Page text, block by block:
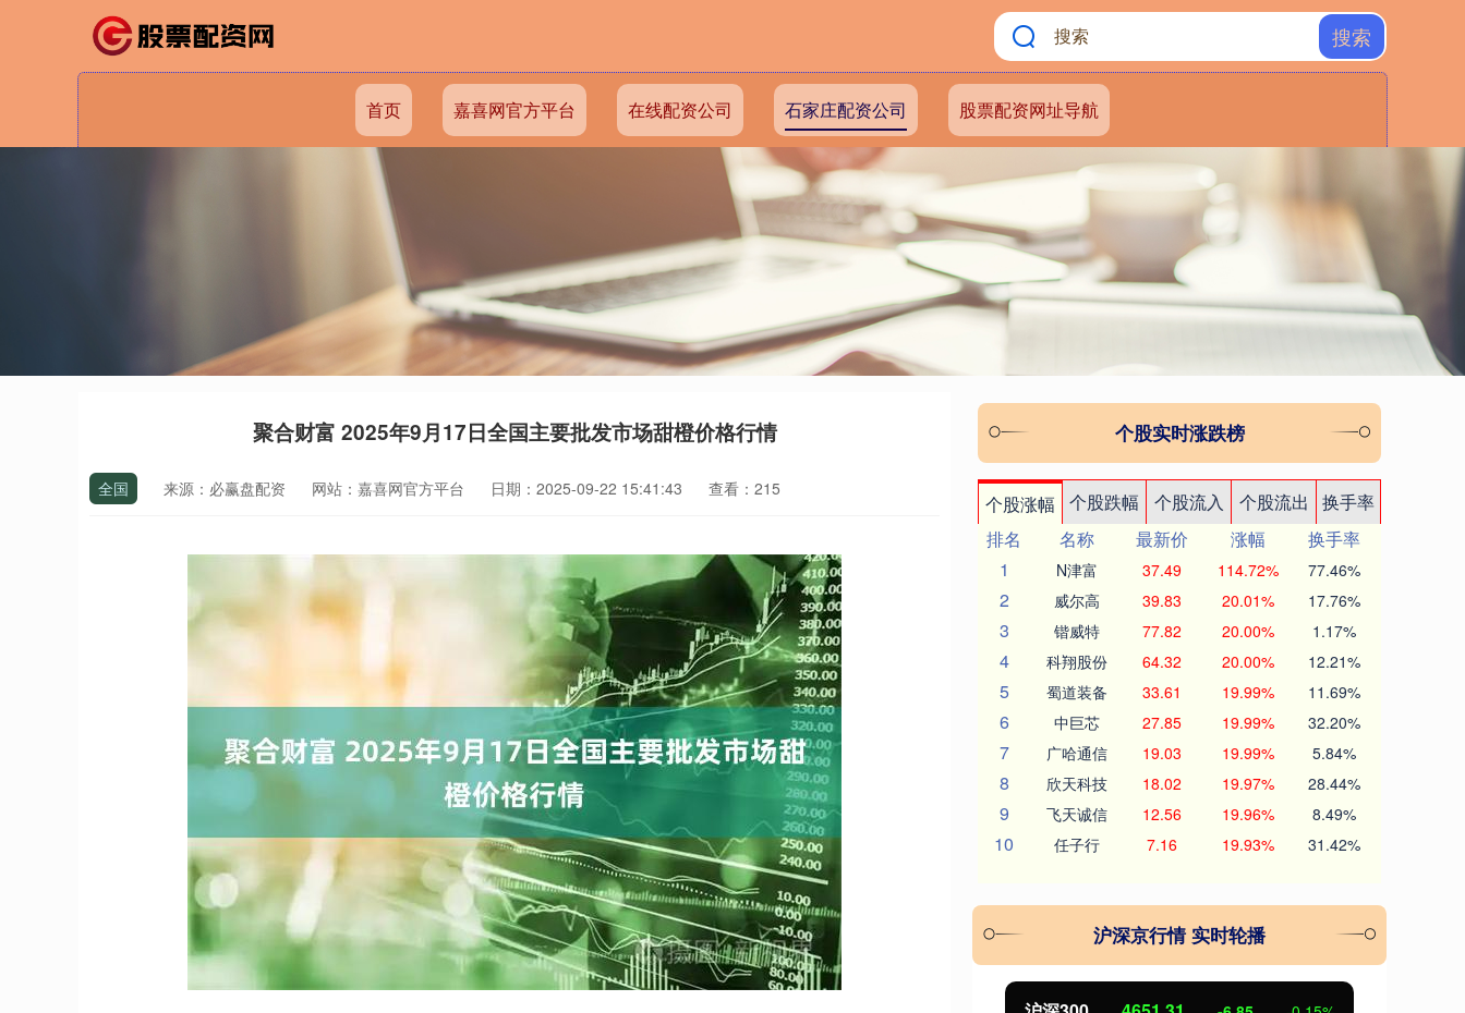
搜索
首页 嘉喜网官方平台 在线配资公司 石家庄配资公司 股票配资网址导航
聚合财富 2025年9月17日全国主要批发市场甜橙价格行情
全国 来源：必赢盘配资 网站：嘉喜网官方平台 日期：2025-09-22 15:41:43 查看：215
个股实时涨跌榜
个股涨幅 个股跌幅 个股流入 个股流出
换手率
排名
名称 最新价 涨幅
换手率
1
N津富 37.49 114.72% 77.46%
2 威尔高 39.83 20.01% 17.76%
3 锴威特 77.82 20.00% 1.17%
4 科翔股份 64.32 20.00% 12.21%
5 蜀道装备 33.61 19.99% 11.69%
6 中巨芯 27.85 19.99% 32.20%
7 广哈通信 19.03 19.99% 5.84%
8 欣天科技 18.02 19.97% 28.44%
9 飞天诚信 12.56 19.96% 8.49%
10 任子行 7.16 19.93% 31.42%
沪深京行情 实时轮播